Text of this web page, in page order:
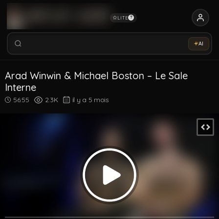
LITE ?
Rechercher vidéos, modèles, tags...
AI
Arad Winwin & Michael Boston – Le Sale
Interne
56:55 2.3K il y a 5 mois